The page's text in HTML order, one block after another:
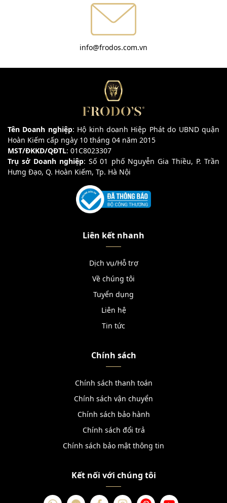
info@frodos.com.vn
Tên Doanh nghiệp: Hộ kinh doanh Hiệp Phát do UBND quận
Hoàn Kiếm cấp ngày 10 tháng 04 năm 2015
MST/ĐKKD/QĐTL: 01C8023307
Trụ sở Doanh nghiệp: Số 01 phố Nguyễn Gia Thiều, P. Trần
Hưng Đạo, Q. Hoàn Kiếm, Tp. Hà Nội
Liên kết nhanh
Dịch vụ/Hỗ trợ
Về chúng tôi
Tuyển dụng
Liên hệ
Tin tức
Chính sách
Chính sách thanh toán
Chính sách vận chuyển
Chính sách bảo hành
Chính sách đổi trả
Chính sách bảo mật thông tin
Kết nối với chúng tôi